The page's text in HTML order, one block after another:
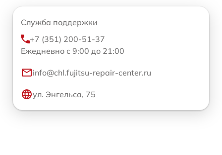
Служба поддержки
+7 (351) 200-51-37
Ежедневно с 9:00 до 21:00
info@chl.fujitsu-repair-center.ru
ул. Энгельса, 75